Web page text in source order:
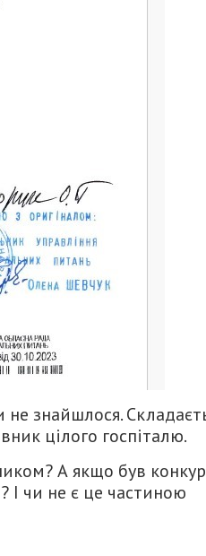
знайшлося.
цілого госпіталю.
А якщо був
І чи не є це частиною